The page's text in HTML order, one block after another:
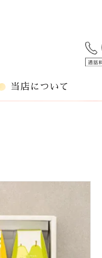
当店について